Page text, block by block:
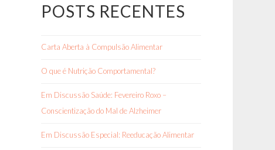
POSTS RECENTES
Carta Aberta à Compulsão Alimentar
O que é Nutrição Comportamental?
Em Discussão Saúde: Fevereiro Roxo –
Conscientização do Mal de Alzheimer
Em Discussão Especial: Reeducação Alimentar